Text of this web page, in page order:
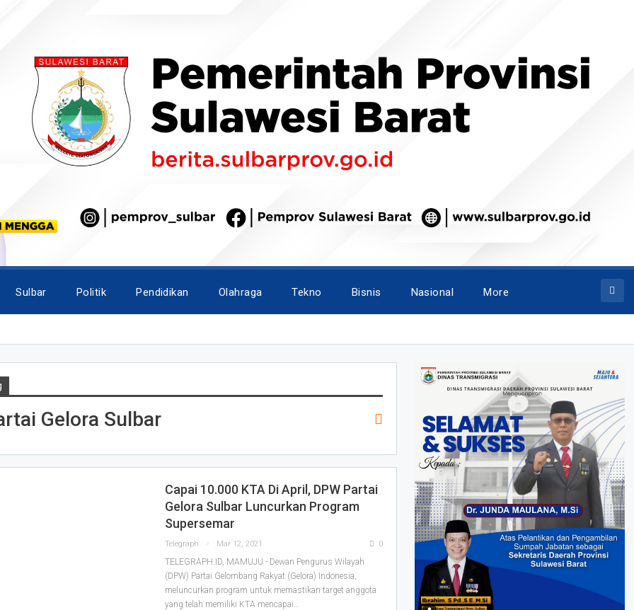
Sulbar Politik Pendidikan Olahraga Tekno Bisnis Nasional More
Gelora Sulbar
Capai 10.000 KTA Di April, DPW Partai
Gelora Sulbar Luncurkan Program
Supersemar
Telegraph Mar 12, 2021 0
TELEGRAPH.ID, MAMUJU - Dewan Pengurus Wilayah
(DPW) Partai Gelombang Rakyat (Gelora) Indonesia,
meluncurkan program untuk memastikan target anggota
yang telah memiliki KTA mencapai